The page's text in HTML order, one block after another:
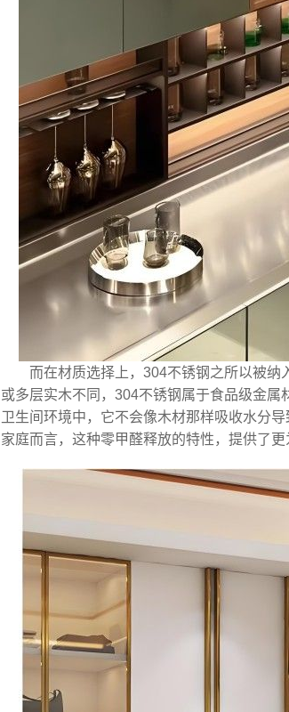
而在材质选择上，304不锈钢之所以被
或多层实木不同，304不锈钢属于食品级金
卫生间环境中，它不会像木材那样吸收水分
家庭而言，这种零甲醛释放的特性，提供了更